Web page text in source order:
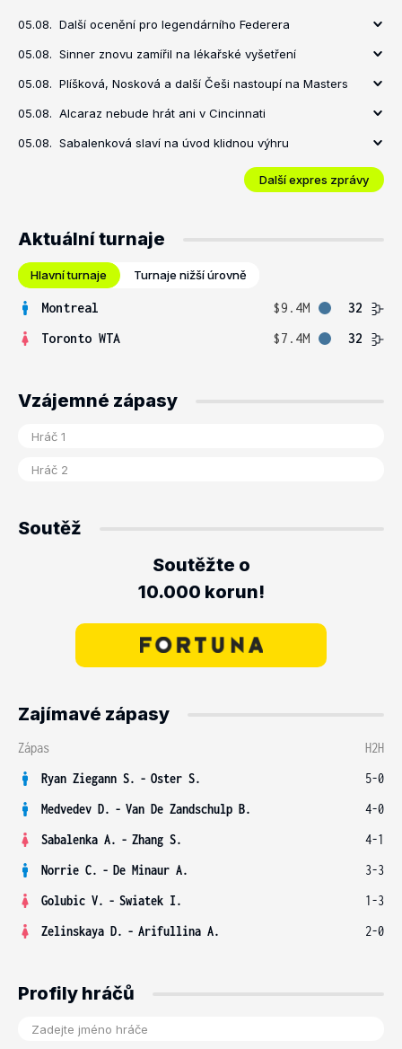
05.08. Další ocenění pro legendárního Federera
05.08. Sinner znovu zamířil na lékařské vyšetření
05.08. Plíšková, Nosková a další Češi nastoupí na Masters
05.08. Alcaraz nebude hrát ani v Cincinnati
05.08. Sabalenková slaví na úvod klidnou výhru
Další expres zprávy
Aktuální turnaje
Hlavní turnaje Turnaje nižší úrovně
Montreal $9.4M
32
Toronto WTA
$7.4M 32
Vzájemné zápasy
Soutěž
Soutěžte o
10.000 korun!
Zajímavé zápasy
Zápas
H2H
Ryan Ziegann S. - Oster S.
5-0
Medvedev D. - Van De Zandschulp B.
4-0
Sabalenka A. - Zhang S.
4-1
Norrie C. - De Minaur A.
3-3
Golubic V. - Swiatek I.
1-3
Zelinskaya D. - Arifullina A. 2-0
Profily hráčů